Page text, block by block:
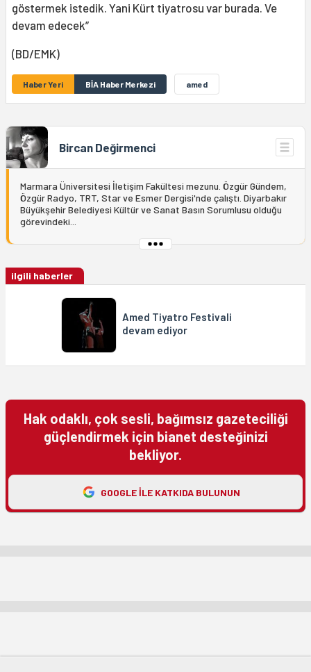
göstermek istedik. Yani Kürt tiyatrosu var burada. Ve
devam edecek”
(BD/EMK)
Haber Yeri BİA Haber Merkezi amed
Bircan Değirmenci
Marmara Üniversitesi İletişim Fakültesi mezunu. Özgür Gündem,
Özgür Radyo, TRT, Star ve Esmer Dergisi'nde çalıştı. Diyarbakır
Büyükşehir Belediyesi Kültür ve Sanat Basın Sorumlusu olduğu
görevindeki...
ilgili haberler
Amed Tiyatro Festivali
devam ediyor
Hak odaklı, çok sesli, bağımsız gazeteciliği
güçlendirmek için bianet desteğinizi
bekliyor.
GOOGLE ILE KATKIDA BULUNUN